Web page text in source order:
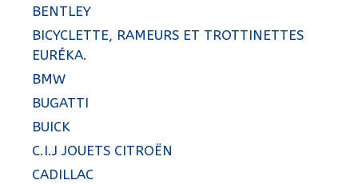
BENTLEY
BICYCLETTE, RAMEURS ET TROTTINETTES
EURÉKA.
BMW
BUGATTI
BUICK
C.I.J JOUETS CITROËN
CADILLAC